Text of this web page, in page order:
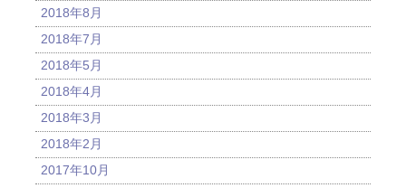
2018年8月
2018年7月
2018年5月
2018年4月
2018年3月
2018年2月
2017年10月